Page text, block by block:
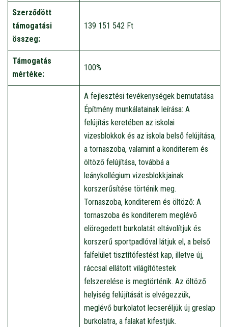
Szerződött
támogatási
összeg:
139 151 542 Ft
Támogatás
mértéke:
100%
A fejlesztési tevékenységek bemutatása
Építmény munkálatainak leírása: A
felújítás keretében az iskolai
vizesblokkok és az iskola belső felújítása,
a tornaszoba, valamint a konditerem és
öltöző felújítása, továbbá a
leánykollégium vizesblokkjainak
korszerűsítése történik meg.
Tornaszoba, konditerem és öltöző: A
tornaszoba és konditerem meglévő
elöregedett burkolatát eltávolítjuk és
korszerű sportpadlóval látjuk el, a belső
falfelület tisztítófestést kap, illetve új,
ráccsal ellátott világítótestek
felszerelése is megtörténik. Az öltöző
helyiség felújítását is elvégezzük,
meglévő burkolatot lecseréljük új greslap
burkolatra, a falakat kifestjük.